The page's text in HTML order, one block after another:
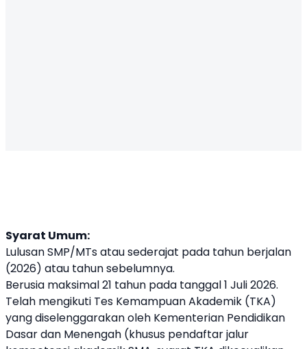
Syarat Umum:
Lulusan SMP/MTs atau sederajat pada tahun berjalan
(2026) atau tahun sebelumnya.
Berusia maksimal 21 tahun pada tanggal 1 Juli 2026.
Telah mengikuti Tes Kemampuan Akademik (TKA)
yang diselenggarakan oleh Kementerian Pendidikan
Dasar dan Menengah (khusus pendaftar jalur